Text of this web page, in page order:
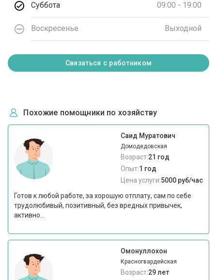
Суббота 09:00 - 19:00
Воскресенье Выходной
Связаться с работником
Похожие помощники по хозяйству
Саид Муратович
Домодедовская
Возраст:21 год
Опыт:1 год
Цена услуги:5000 руб/час
Готов к любой работе, за хорошую отплату, сам по себе
трудолюбивый, позитивный, без вредных привычек,
активно...
Омонуллохон
Красногвардейская
Возраст:29 лет